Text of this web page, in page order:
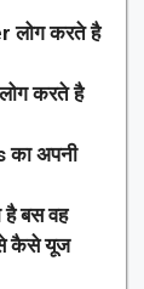
लोग करते है
करते है
का अपनी
है बस वह
कैसे यूज